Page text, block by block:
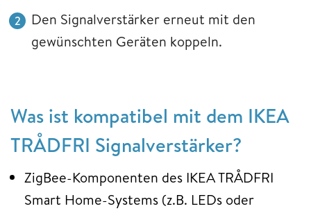
Den Signalverstärker erneut mit den
gewünschten Geräten koppeln.
Was ist kompatibel mit dem IKEA
TRÅDFRI Signalverstärker?
ZigBee-Komponenten des IKEA TRÅDFRI
Smart Home-Systems (z.B. LEDs oder